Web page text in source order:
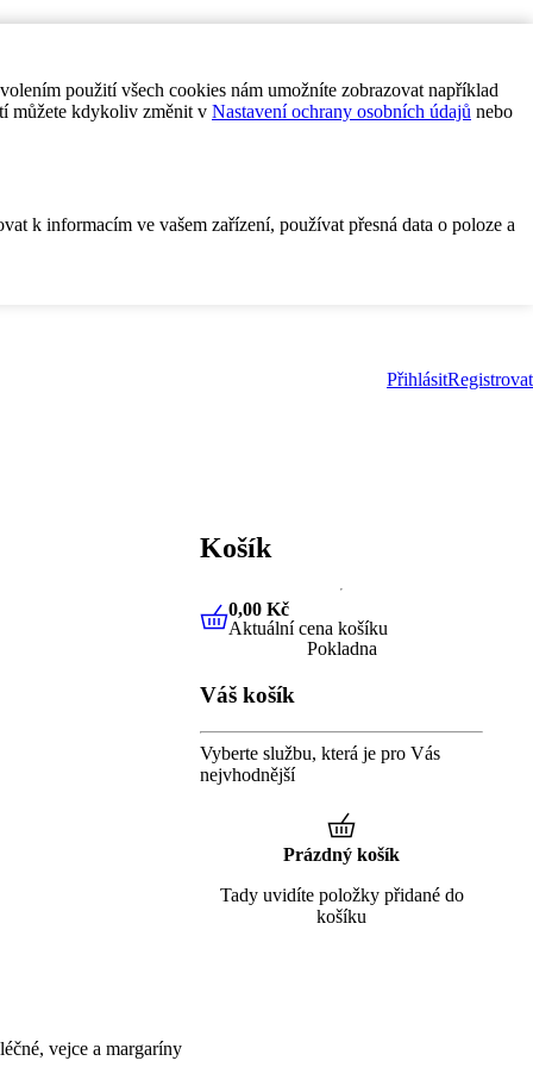
použití všech cookies nám umožníte zobrazovat například
můžete kdykoliv změnit v Nastavení ochrany osobních údajů nebo
k informacím ve vašem zařízení, používat přesná data o poloze a
PřihlásitRegistrovat
vejce a margaríny
Košík
0,00 KčAktuální cena košíku
0,00 Kč
Aktuální cena košíku
Pokladna
Váš košík
Vyberte službu, která je pro Vás
nejvhodnější
Prázdný košík
Tady uvidíte položky přidané do
košíku